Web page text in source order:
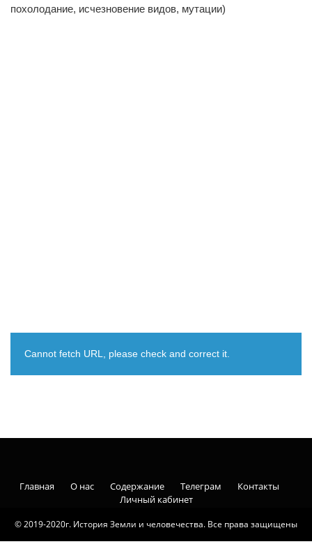
похолодание, исчезновение видов, мутации)
Cannot fetch URL, please check and correct it.
© 2019-2020г. История Земли и человечества. Все права защищены
Главная О нас Содержание Телеграм
Контакты
Личный кабинет